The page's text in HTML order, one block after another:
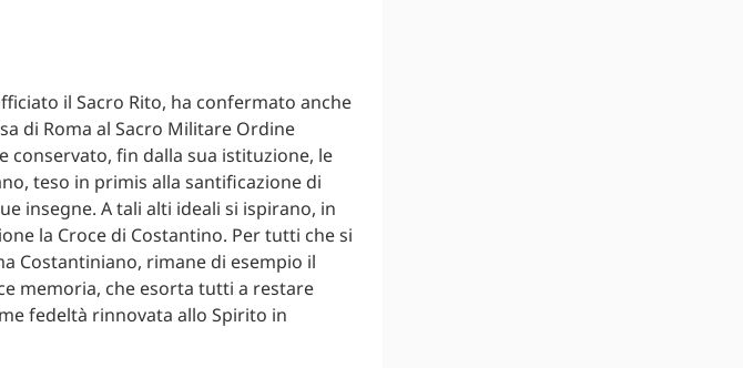
il Sacro Rito, ha confermato anche
di Roma al Sacro Militare Ordine
conservato, fin dalla sua istituzione, le
teso in primis alla santificazione di
insegne. A tali alti ideali si ispirano, in
la Croce di Costantino. Per tutti che si
Costantiniano, rimane di esempio il
memoria, che esorta tutti a restare
fedeltà rinnovata allo Spirito in